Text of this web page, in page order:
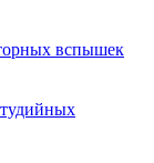
вспышек